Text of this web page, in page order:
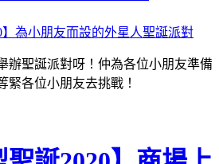
辦聖誕派對呀！仲為各位小朋友準備
緊各位小朋友去挑戰！